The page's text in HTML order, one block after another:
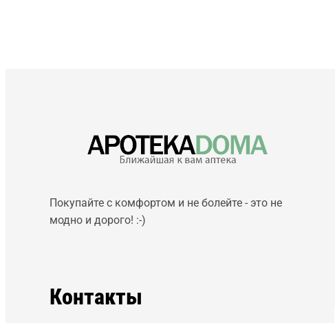
Покупайте с комфортом и не болейте - это не
модно и дорого! :-)
Контакты